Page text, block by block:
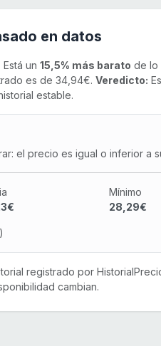
en datos
. Está un 15,5% más barato de lo
es de 34,94€. Veredicto:
estable.
el precio es igual o inferior a
Mínimo
28,29€
registrado por
cambian.